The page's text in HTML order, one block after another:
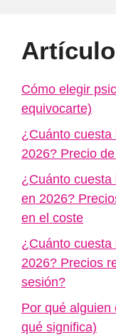
Cómo elegir
equivocarte)
¿Cuánto cuesta
2026? Precio
¿Cuánto
en 2026?
en el coste
¿Cuánto cuesta
2026? Precios
sesión?
Por qué alguien
qué significa)